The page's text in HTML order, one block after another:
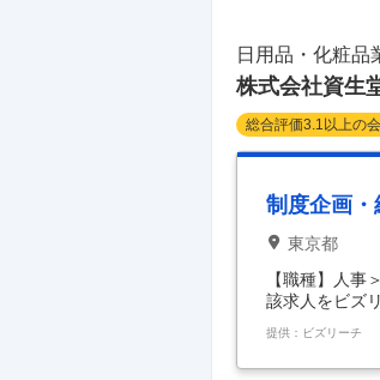
日用品・化粧品
株式会社資生
総合評価3.1 以上の
制度企画
東京都
【職種】人
該求人をビズ
ションは、
なく、組織の
ます。散在す
提供：ビズリーチ